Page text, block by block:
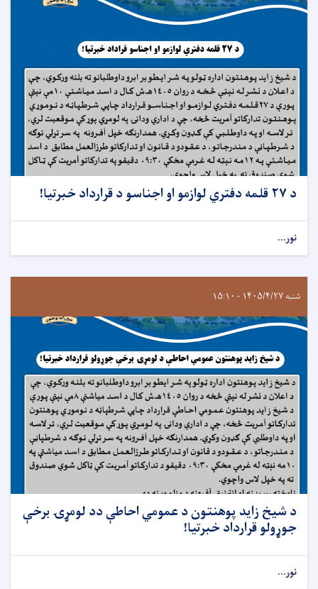
د ۲۷ قلمه دفتري لوازمو او اجناسو د قرارداد خبرتيا!
نور...
شنبه ۱۴۰۵/۴/۲۷ - ۱۵:۱۰
د شيخ زايد پوهنتون د عمومي احاطې دد لومړۍ برخې
جوړولو قرارداد خبرتيا!
نور...